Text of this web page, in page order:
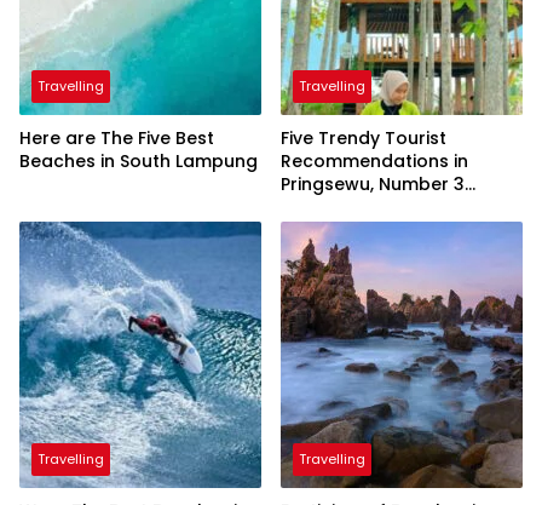
Travelling
Here are The Five Best
Beaches in South Lampung
Travelling
Five Trendy Tourist
Recommendations in
Pringsewu, Number 3
President
Travelling Travelling